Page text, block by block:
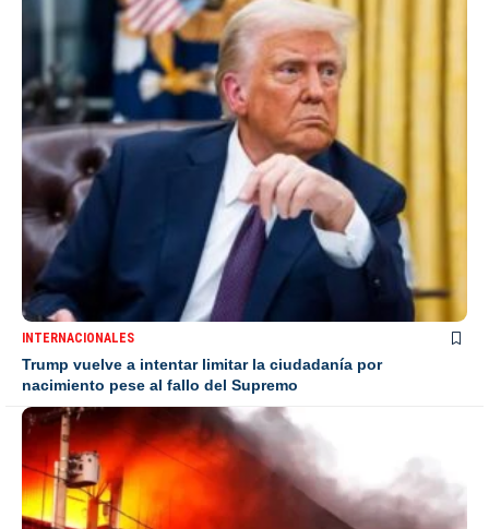
INTERNACIONALES
Trump vuelve a intentar limitar la ciudadanía por
nacimiento pese al fallo del Supremo